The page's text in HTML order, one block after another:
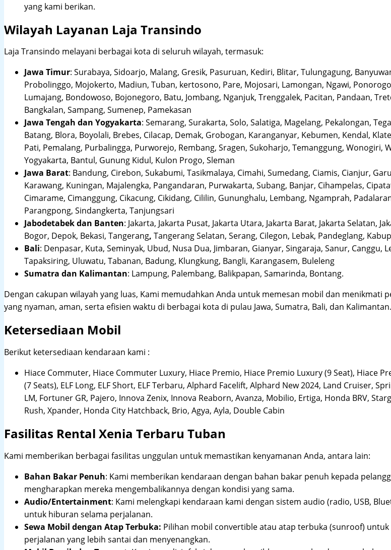
yang kami berikan.
Wilayah Layanan Laja Transindo
Laja Transindo melayani berbagai kota di seluruh wilayah, termasuk:
Jawa Timur: Surabaya, Sidoarjo, Malang, Gresik, Pasuruan, Kediri, Blitar, Tulungagung,
Probolinggo, Mojokerto, Madiun, Tuban, kertosono, Pare, Mojosari, Lamongan, Ngawi,
Lumajang, Bondowoso, Bojonegoro, Batu, Jombang, Nganjuk, Trenggalek, Pacitan, Pandaan,
Bangkalan, Sampang, Sumenep, Pamekasan
Jawa Tengah dan Yogyakarta: Semarang, Surakarta, Solo, Salatiga, Magelang, Pekalongan,
Batang, Blora, Boyolali, Brebes, Cilacap, Demak, Grobogan, Karanganyar, Kebumen, Kendal,
Pati, Pemalang, Purbalingga, Purworejo, Rembang, Sragen, Sukoharjo, Temanggung, Wonogiri,
Yogyakarta, Bantul, Gunung Kidul, Kulon Progo, Sleman
Jawa Barat: Bandung, Cirebon, Sukabumi, Tasikmalaya, Cimahi, Sumedang, Ciamis, Cianjur,
Karawang, Kuningan, Majalengka, Pangandaran, Purwakarta, Subang, Banjar, Cihampelas,
Cimarame, Cimanggung, Cikacung, Cikidang, Cililin, Gununghalu, Lembang, Ngamprah,
Parangpong, Sindangkerta, Tanjungsari
Jabodetabek dan Banten: Jakarta, Jakarta Pusat, Jakarta Utara, Jakarta Barat, Jakarta Selatan,
Bogor, Depok, Bekasi, Tangerang, Tangerang Selatan, Serang, Cilegon, Lebak, Pandeglang,
Bali: Denpasar, Kuta, Seminyak, Ubud, Nusa Dua, Jimbaran, Gianyar, Singaraja, Sanur, Canggu,
Tapaksiring, Uluwatu, Tabanan, Badung, Klungkung, Bangli, Karangasem, Buleleng
Sumatra dan Kalimantan: Lampung, Palembang, Balikpapan, Samarinda, Bontang.
Dengan cakupan wilayah yang luas, Kami memudahkan Anda untuk memesan mobil dan menikmati
yang nyaman, aman, serta efisien waktu di berbagai kota di pulau Jawa, Sumatra, Bali, dan Kalimantan.
Ketersediaan Mobil
Berikut ketersediaan kendaraan kami :
Hiace Commuter, Hiace Commuter Luxury, Hiace Premio, Hiace Premio Luxury (9 Seat), Hiace
(7 Seats), ELF Long, ELF Short, ELF Terbaru, Alphard Facelift, Alphard New 2024, Land Cruiser,
LM, Fortuner GR, Pajero, Innova Zenix, Innova Reaborn, Avanza, Mobilio, Ertiga, Honda BRV,
Rush, Xpander, Honda City Hatchback, Brio, Agya, Ayla, Double Cabin
Fasilitas Rental Xenia Terbaru Tuban
Kami memberikan berbagai fasilitas unggulan untuk memastikan kenyamanan Anda, antara lain:
Bahan Bakar Penuh: Kami memberikan kendaraan dengan bahan bakar penuh kepada
mengharapkan mereka mengembalikannya dengan kondisi yang sama.
Audio/Entertainment: Kami melengkapi kendaraan kami dengan sistem audio (radio, USB,
untuk hiburan selama perjalanan.
Sewa Mobil dengan Atap Terbuka: Pilihan mobil convertible atau atap terbuka (sunroof) untuk
perjalanan yang lebih santai dan menyenangkan.